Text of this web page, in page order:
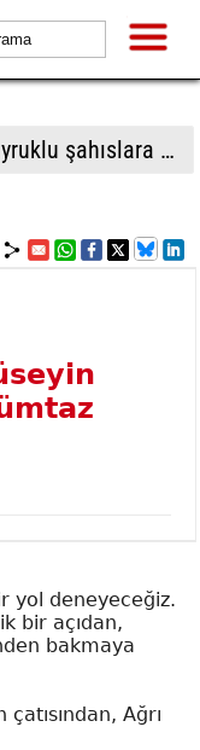
Kayseri'de yabancı uyruklu şahıslara biber gazı sıkıp bıçakladılar: 1 ölü, 1 yaralı
yol deneyeceğiz.
bir açıdan,
bakmaya
Ağrı